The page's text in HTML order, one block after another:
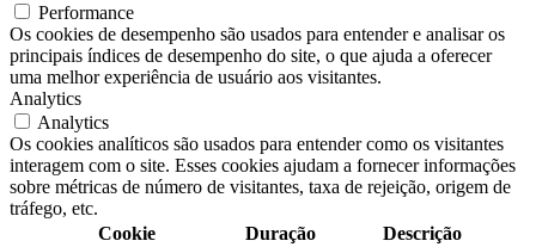
Performance
Os cookies de desempenho são usados para entender e analisar os
principais índices de desempenho do site, o que ajuda a oferecer
uma melhor experiência de usuário aos visitantes.
Analytics
Analytics
Os cookies analíticos são usados para entender como os visitantes
interagem com o site. Esses cookies ajudam a fornecer informações
sobre métricas de número de visitantes, taxa de rejeição, origem de
tráfego, etc.
Cookie
Duração Descrição